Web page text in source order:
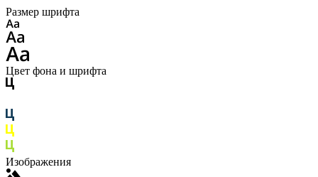
Размер шрифта
Цвет фона и шрифта
Изображения